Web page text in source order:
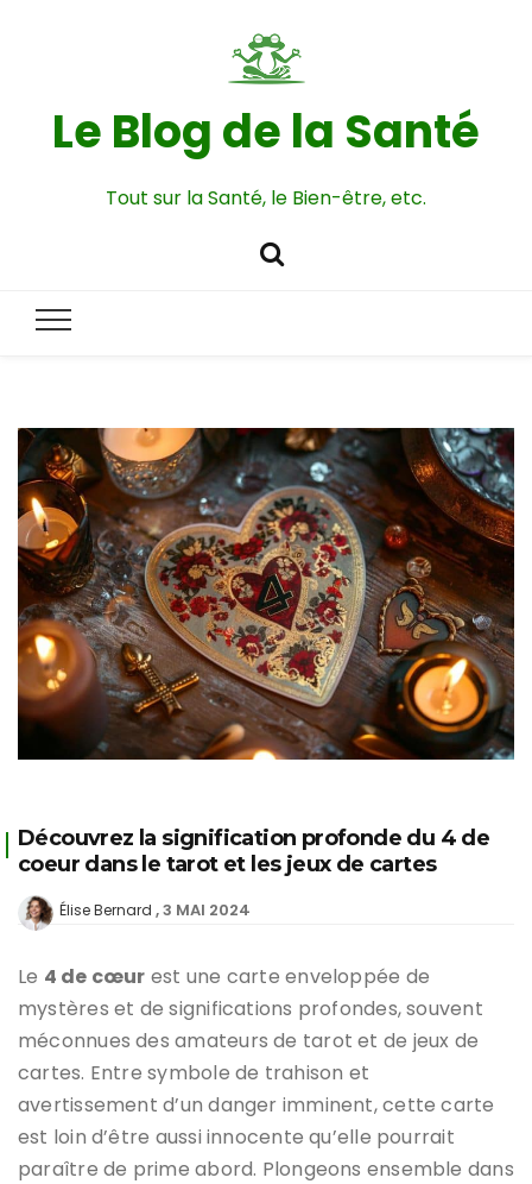
Le Blog de la Santé
Tout sur la Santé, le Bien-être, etc.
Découvrez la signification profonde du 4 de
coeur dans le tarot et les jeux de cartes
Élise Bernard 3 MAI 2024
Le 4 de cœur est une carte enveloppée de
mystères et de significations profondes, souvent
méconnues des amateurs de tarot et de jeux de
cartes. Entre symbole de trahison et
avertissement d’un danger imminent, cette carte
est loin d’être aussi innocente qu’elle pourrait
paraître de prime abord. Plongeons ensemble dans